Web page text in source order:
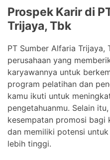
Prospek Karir di
Trijaya, Tbk
PT Sumber Alfaria Trijaya,
perusahaan yang
karyawannya untuk
program pelatihan dan
kamu ikuti untuk
pengetahuanmu. Selain
kesempatan promosi bagi
dan memiliki potensi
lebih tinggi.